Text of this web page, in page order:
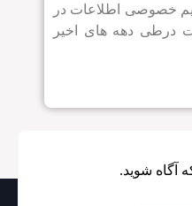
خصوصی اطلاعات در
درطی دهه های اخیر
آگاه شوید.